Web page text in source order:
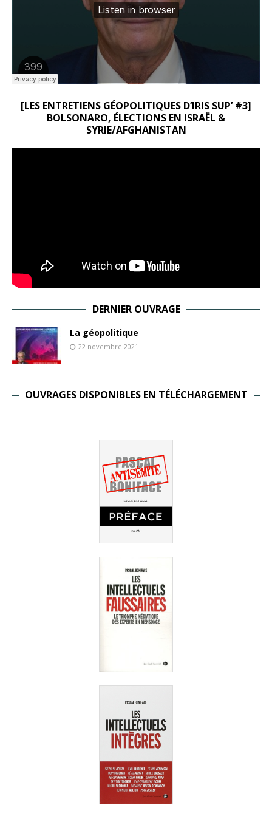
[LES ENTRETIENS GÉOPOLITIQUES D’IRIS SUP’ #3]
BOLSONARO, ÉLECTIONS EN ISRAËL &
SYRIE/AFGHANISTAN
DERNIER OUVRAGE
La géopolitique
22 novembre 2021
OUVRAGES DISPONIBLES EN TÉLÉCHARGEMENT